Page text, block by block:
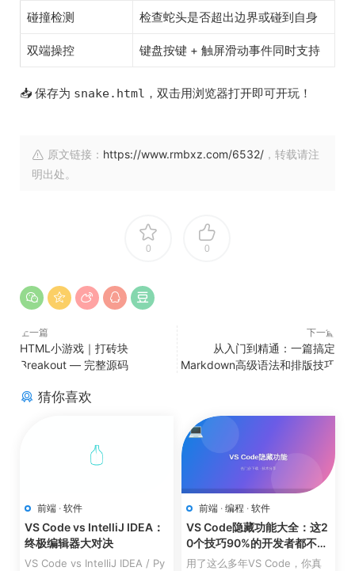
碰撞检测 检查蛇头是否超出边界或碰到自身
双端操控 键盘按键 + 触屏滑动事件同时支持
📥 保存为 snake.html ，双击用浏览器打开即可开玩！
原文链接： https://www.rmbxz.com/6532/ ，转载请注
明出处。
0 0
上一篇
HTML小游戏｜打砖块
Breakout — 完整源码
下一篇
从入门到精通：一篇搞定
Markdown高级语法和排版技巧
猜你喜欢
前端 · 软件
VS Code vs IntelliJ IDEA：
终极编辑器大对决
VS Code vs IntelliJ IDEA / Py
前端 · 编程 · 软件
VS Code隐藏功能大全：这2
0个技巧90%的开发者都不知
道
用了这么多年VS Code，你真